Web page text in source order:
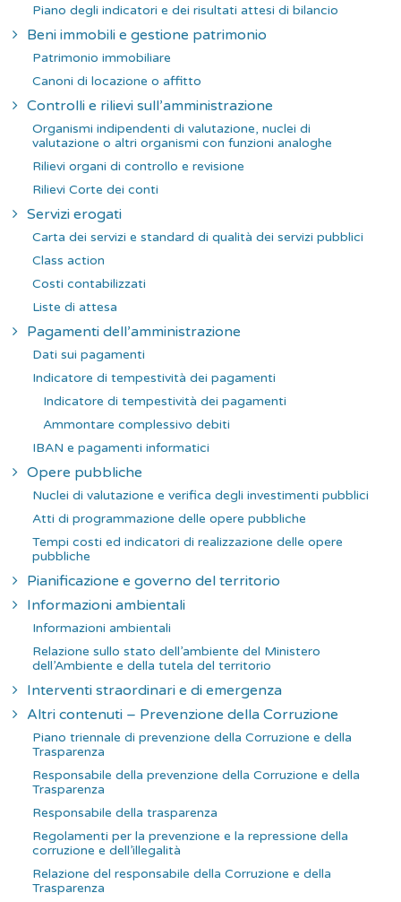
Piano degli indicatori e dei risultati attesi di bilancio
Beni immobili e gestione patrimonio
Patrimonio immobiliare
Canoni di locazione o affitto
Controlli e rilievi sull’amministrazione
Organismi indipendenti di valutazione, nuclei di
valutazione o altri organismi con funzioni analoghe
Rilievi organi di controllo e revisione
Rilievi Corte dei conti
Servizi erogati
Carta dei servizi e standard di qualità dei servizi pubblici
Class action
Costi contabilizzati
Liste di attesa
Pagamenti dell’amministrazione
Dati sui pagamenti
Indicatore di tempestività dei pagamenti
Indicatore di tempestività dei pagamenti
Ammontare complessivo debiti
IBAN e pagamenti informatici
Opere pubbliche
Nuclei di valutazione e verifica degli investimenti pubblici
Atti di programmazione delle opere pubbliche
Tempi costi ed indicatori di realizzazione delle opere
pubbliche
Pianificazione e governo del territorio
Informazioni ambientali
Informazioni ambientali
Relazione sullo stato dell’ambiente del Ministero
dell’Ambiente e della tutela del territorio
Interventi straordinari e di emergenza
Altri contenuti – Prevenzione della Corruzione
Piano triennale di prevenzione della Corruzione e della
Trasparenza
Responsabile della prevenzione della Corruzione e della
Trasparenza
Responsabile della trasparenza
Regolamenti per la prevenzione e la repressione della
corruzione e dell’illegalità
Relazione del responsabile della Corruzione e della
Trasparenza